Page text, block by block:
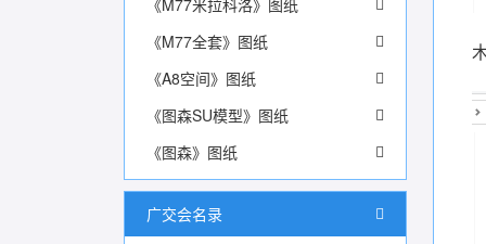
《M77米拉科洛》图纸
《M77全套》图纸
《A8空间》图纸
《图森SU模型》图纸
《图森》图纸
广交会名录